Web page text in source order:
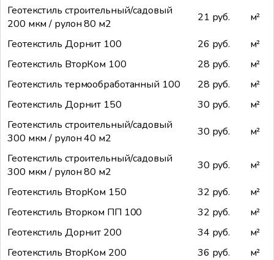
Геотекстиль строительный/садовый
200 мкм / рулон 80 м2
21 руб.
м²
Геотекстиль Дорнит 100
26 руб.
м²
Геотекстиль ВторКом 100
28 руб.
м²
Геотекстиль термообработанный 100
28 руб.
м²
Геотекстиль Дорнит 150
30 руб.
м²
Геотекстиль строительный/садовый
300 мкм / рулон 40 м2
30 руб.
м²
Геотекстиль строительный/садовый
300 мкм / рулон 80 м2
30 руб.
м²
Геотекстиль ВторКом 150
32 руб.
м²
Геотекстиль Вторком ПП 100
32 руб.
м²
Геотекстиль Дорнит 200
34 руб.
м²
Геотекстиль ВторКом 200
36 руб.
м²